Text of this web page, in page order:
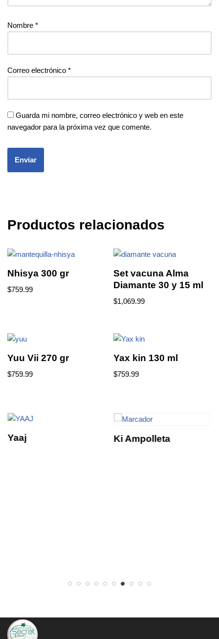
Nombre *
Correo electrónico *
Guarda mi nombre, correo electrónico y web en este
navegador para la próxima vez que comente.
Productos relacionados
Nhisya 300 gr
$759.99
Set vacuna Alma
Diamante 30 y 15 ml
$1,069.99
Yuu Vii 270 gr
$759.99
Yax kin 130 ml
$759.99
Yaaj Ki Ampolleta